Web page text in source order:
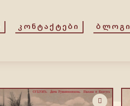
ᲙᲝᲜᲢᲐᲥᲢᲔᲑᲘ ᲑᲚᲝᲒᲘ